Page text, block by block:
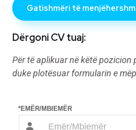
Gatishmëri të
Dërgoni CV tuaj:
Për të aplikuar në këtë pozicion
duke plotësuar formularin e më
*EMËR/MBIEMËR